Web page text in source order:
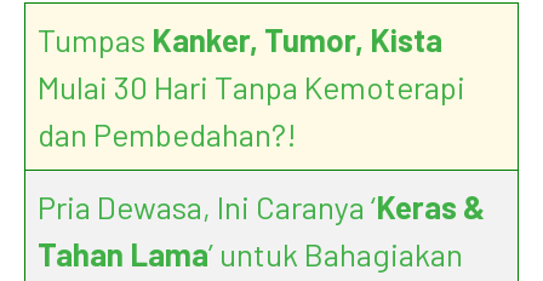
Tumpas Kanker, Tumor, Kista
Mulai 30 Hari Tanpa Kemoterapi
dan Pembedahan?!
Pria Dewasa, Ini Caranya ‘Keras &
Tahan Lama’ untuk Bahagiakan